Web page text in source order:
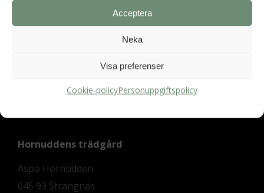
Acceptera
Neka
Visa preferenser
Cookie-policyPersonuppgiftspolicy
Hornuddens trädgård
Aspö Hornudden
645 93 Strängnäs